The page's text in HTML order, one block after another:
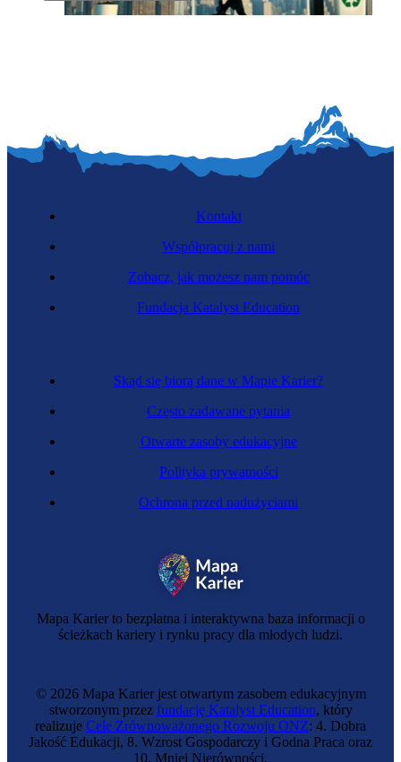
Mapa Karier to bezpłatna i interaktywna baza informacji o
ścieżkach kariery i rynku pracy dla młodych ludzi.
Skąd się biorą dane w Mapie Karier?
Często zadawane pytania
Otwarte zasoby edukacyjne
Polityka prywatności
Ochrona przed nadużyciami
Kontakt
Współpracuj z nami
Zobacz, jak możesz nam pomóc
Fundacja Katalyst Education
© 2026 Mapa Karier jest otwartym zasobem edukacyjnym
stworzonym przez fundację Katalyst Education, który
realizuje Cele Zrównoważonego Rozwoju ONZ: 4. Dobra
Jakość Edukacji, 8. Wzrost Gospodarczy i Godna Praca oraz
10. Mniej Nierówności.